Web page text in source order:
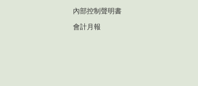
內部控制聲明書
會計月報